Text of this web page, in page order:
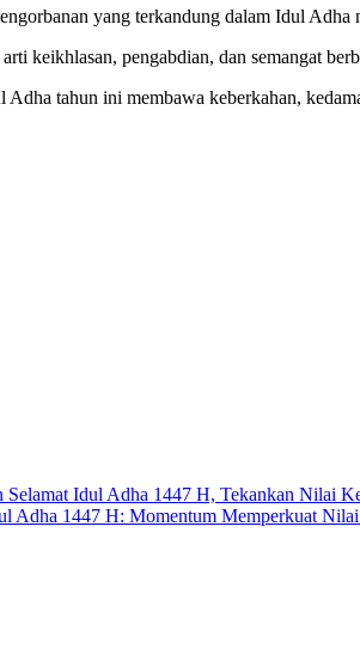
yang terkandung dalam Idul
keikhlasan, pengabdian, dan semangat
Adha tahun ini membawa keberkahan,
Idul Adha 1447 H, Tekankan Nilai
Adha 1447 H: Momentum Memperkuat